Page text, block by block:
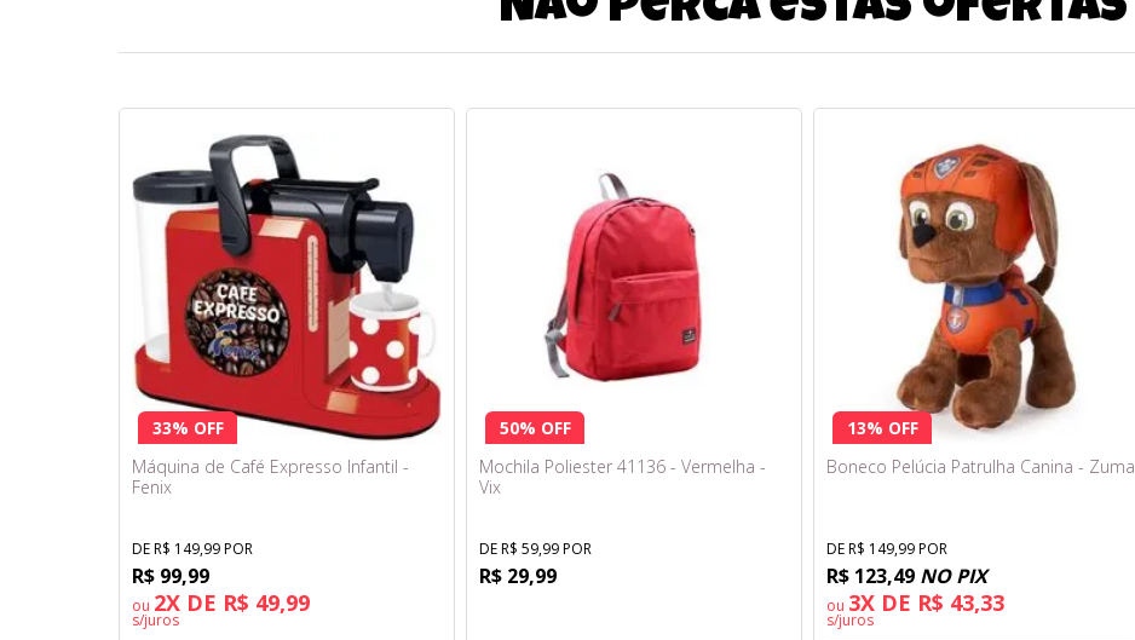
Não perca estas ofertas
33% OFF
Máquina de Café Expresso Infantil -
Fenix
DE R$ 149,99 POR
R$ 99,99
ou 2X DE R$ 49,99
s/juros
50% OFF
Mochila Poliester 41136 - Vermelha -
Vix
DE R$ 59,99 POR
R$ 29,99
13% OFF
Boneco Pelúcia Patrulha Canina - Zuma
DE R$ 149,99 POR
R$ 123,49 NO PIX
ou 3X DE R$ 43,33
s/juros